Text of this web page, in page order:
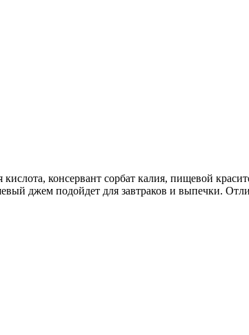
консервант сорбат калия, пищевой
джем подойдет для завтраков и выпечки.